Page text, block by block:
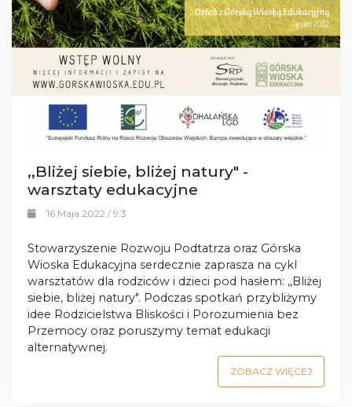
,,Bliżej siebie, bliżej natury" -
warsztaty edukacyjne
16 Maja 2022 / 9:3
Stowarzyszenie Rozwoju Podtatrza oraz Górska
Wioska Edukacyjna serdecznie zaprasza na cykl
warsztatów dla rodziców i dzieci pod hasłem: ,,Bliżej
siebie, bliżej natury". Podczas spotkań przybliżymy
idee Rodzicielstwa Bliskości i Porozumienia bez
Przemocy oraz poruszymy temat edukacji
alternatywnej.
ZOBACZ WIĘCEJ